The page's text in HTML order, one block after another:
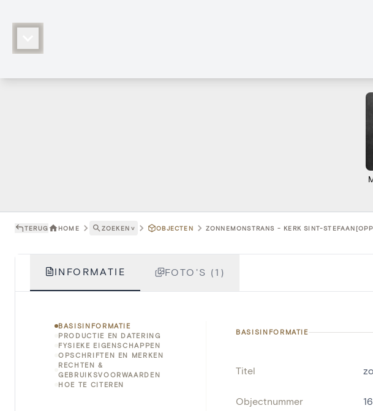
TERUG HOME ZOEKEN ˅ OBJECTEN ZONNEMONSTRANS - KERK SINT-
INFORMATIE FOTO'S (1)
BASISINFORMATIE
PRODUCTIE EN DATERING
FYSIEKE EIGENSCHAPPEN
OPSCHRIFTEN EN MERKEN
RECHTEN &
GEBRUIKSVOORWAARDEN
HOE TE CITEREN
BASISINFORMATIE
Titel
Objectnummer